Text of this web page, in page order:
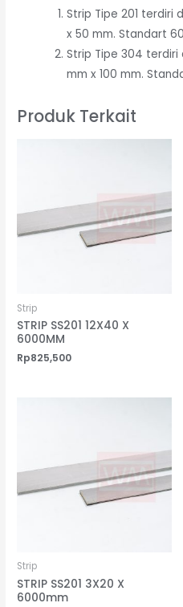
Strip Tipe 201 terdiri
x 50 mm. Standart
Strip Tipe 304 terdiri
mm x 100 mm.
Produk Terkait
Strip
STRIP SS201 12X40 X
6000MM
Rp825,500
Strip
STRIP SS201 3X20 X
6000mm